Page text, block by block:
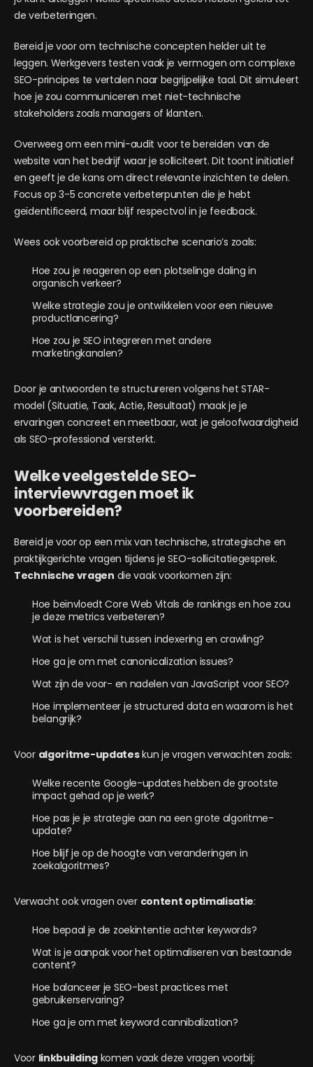
de verbeteringen.
Bereid je voor om technische concepten helder uit te
leggen. Werkgevers testen vaak je vermogen om complexe
SEO-principes te vertalen naar begrijpelijke taal. Dit simuleert
hoe je zou communiceren met niet-technische
stakeholders zoals managers of klanten.
Overweeg om een mini-audit voor te bereiden van de
website van het bedrijf waar je solliciteert. Dit toont initiatief
en geeft je de kans om direct relevante inzichten te delen.
Focus op 3-5 concrete verbeterpunten die je hebt
geïdentificeerd, maar blijf respectvol in je feedback.
Wees ook voorbereid op praktische scenario’s zoals:
Hoe zou je reageren op een plotselinge daling in
organisch verkeer?
Welke strategie zou je ontwikkelen voor een nieuwe
productlancering?
Hoe zou je SEO integreren met andere
marketingkanalen?
Door je antwoorden te structureren volgens het STAR-
model (Situatie, Taak, Actie, Resultaat) maak je je
ervaringen concreet en meetbaar, wat je geloofwaardigheid
als SEO-professional versterkt.
Welke veelgestelde SEO-
interviewvragen moet ik
voorbereiden?
Bereid je voor op een mix van technische, strategische en
praktijkgerichte vragen tijdens je SEO-sollicitatiegesprek.
Technische vragen die vaak voorkomen zijn:
Hoe beïnvloedt Core Web Vitals de rankings en hoe zou
je deze metrics verbeteren?
Wat is het verschil tussen indexering en crawling?
Hoe ga je om met canonicalization issues?
Wat zijn de voor- en nadelen van JavaScript voor SEO?
Hoe implementeer je structured data en waarom is het
belangrijk?
Voor algoritme-updateskun je vragen verwachten zoals:
Welke recente Google-updates hebben de grootste
impact gehad op je werk?
Hoe pas je je strategie aan na een grote algoritme-
update?
Hoe blijf je op de hoogte van veranderingen in
zoekalgoritmes?
Verwacht ook vragen over content optimalisatie:
Hoe bepaal je de zoekintentie achter keywords?
Wat is je aanpak voor het optimaliseren van bestaande
content?
Hoe balanceer je SEO-best practices met
gebruikerservaring?
Hoe ga je om met keyword cannibalization?
Voor linkbuildingkomen vaak deze vragen voorbij: